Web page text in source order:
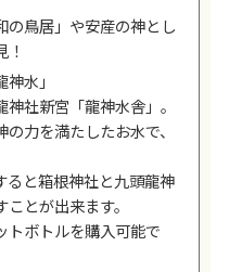
鳥居」や安産の神とし
水」
社新宮「龍神水舎」。
力を満たしたお水で、
と箱根神社と九頭龍神
とが出来ます。
ボトルを購入可能で